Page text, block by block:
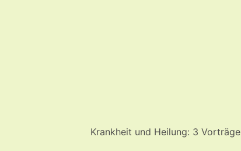
Krankheit und Heilung: 3 Vorträge